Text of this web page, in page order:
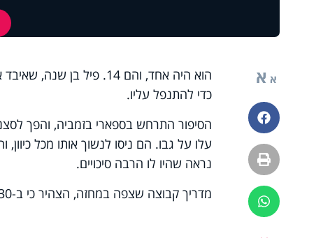
א א
פייסבוק
הדפסה
ווטסאפ
כדי להתנפל עליו.
הסיפור התרחש בספארי בזמביה, והפך
עלו על גבו. הם ניסו לנשוך אותו מכל
נראה שהיו לו הרבה סיכויים.
מדריך קבוצה שצפה במחזה, הצהיר כי ב-30 שנות עבודתו, לא ראה מחזה מסוג זה.